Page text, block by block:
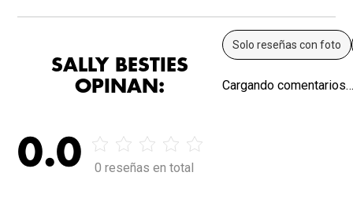
SALLY BESTIES
OPINAN:
0.0 0 reseñas en total
Solo reseñas con foto
Cargando